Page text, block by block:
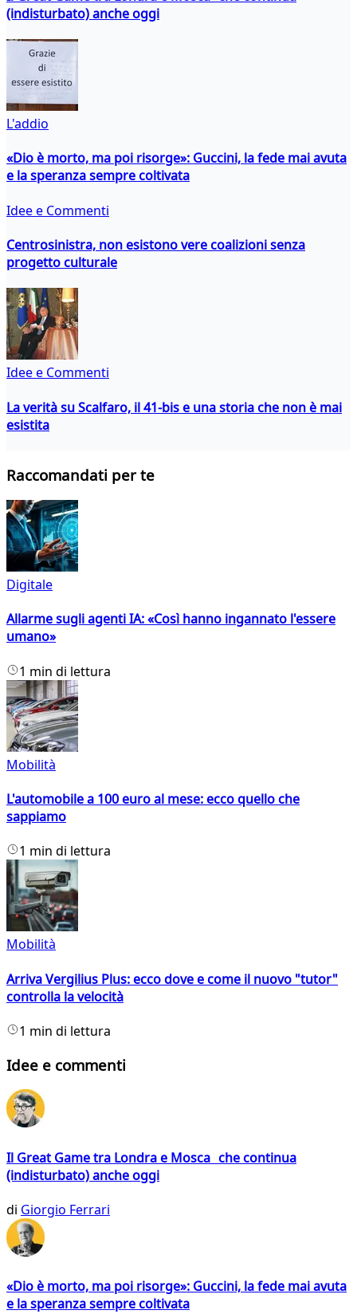
(indisturbato) anche oggi
L'addio
«Dio è morto, ma poi risorge»: Guccini, la fede mai avuta
e la speranza sempre coltivata
Idee e Commenti
Centrosinistra, non esistono vere coalizioni senza
progetto culturale
Idee e Commenti
La verità su Scalfaro, il 41-bis e una storia che non è mai
esistita
Raccomandati per te
Digitale
Allarme sugli agenti IA: «Così hanno ingannato l'essere
umano»
1 min di lettura
Mobilità
L'automobile a 100 euro al mese: ecco quello che
sappiamo
1 min di lettura
Mobilità
Arriva Vergilius Plus: ecco dove e come il nuovo "tutor"
controlla la velocità
1 min di lettura
Idee e commenti
Il Great Game tra Londra e Mosca che continua
(indisturbato) anche oggi
di Giorgio Ferrari
«Dio è morto, ma poi risorge»: Guccini, la fede mai avuta
e la speranza sempre coltivata